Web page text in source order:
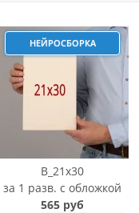
НЕЙРОСБОРКА
B_21х30
за 1 разв. с обложкой
565 руб